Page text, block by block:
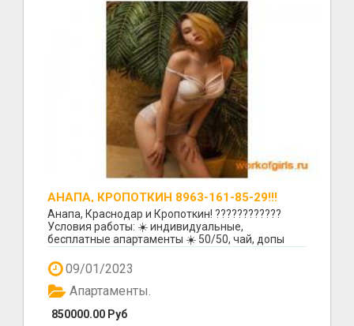
АНАПА, КРОПОТКИН 8963-161-85-29!!!
Анапа, Краснодар и Кропоткин! ????????????
Условия работы: ☀️ индивидуальные,
бесплатные апартаменты ☀️ 50/50, чай, допы
09/01/2023
850000.00 Руб
Апартаменты.